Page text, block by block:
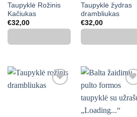
Taupyklė Rožinis
Kačiukas
€32,00
Taupyklė žydras
drambliukas
€32,00
Mėgstamiausias